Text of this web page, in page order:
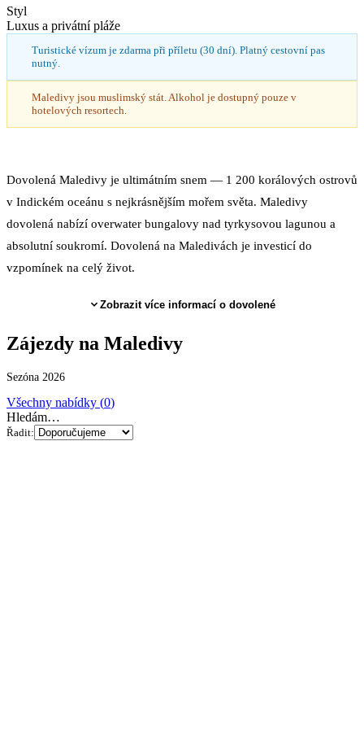
Styl
Luxus a privátní pláže
Turistické vízum je zdarma při příletu (30 dní). Platný cestovní pas
nutný.
Maledivy jsou muslimský stát. Alkohol je dostupný pouze v
hotelových resortech.
Dovolená Maledivy je ultimátním snem — 1 200 korálových ostrovů
v Indickém oceánu s nejkrásnějším mořem světa. Maledivy
dovolená nabízí overwater bungalovy nad tyrkysovou lagunou a
absolutní soukromí. Dovolená na Maledivách je investicí do
vzpomínek na celý život.
Zobrazit více informací o dovolené
Zájezdy na Maledivy
Sezóna 2026
Všechny nabídky (0)
Hledám…
Řadit: